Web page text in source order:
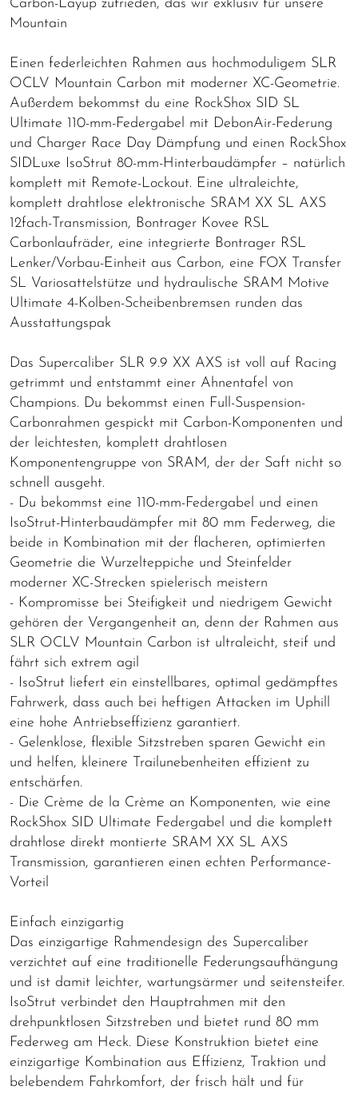
Carbon-Layup zufrieden, das wir exklusiv für unsere
Mountain
Einen federleichten Rahmen aus hochmoduligem SLR
OCLV Mountain Carbon mit moderner XC-Geometrie.
Außerdem bekommst du eine RockShox SID SL
Ultimate 110-mm-Federgabel mit DebonAir-Federung
und Charger Race Day Dämpfung und einen RockShox
SIDLuxe IsoStrut 80-mm-Hinterbaudämpfer – natürlich
komplett mit Remote-Lockout. Eine ultraleichte,
komplett drahtlose elektronische SRAM XX SL AXS
12fach-Transmission, Bontrager Kovee RSL
Carbonlaufräder, eine integrierte Bontrager RSL
Lenker/Vorbau-Einheit aus Carbon, eine FOX Transfer
SL Variosattelstütze und hydraulische SRAM Motive
Ultimate 4-Kolben-Scheibenbremsen runden das
Ausstattungspak
Das Supercaliber SLR 9.9 XX AXS ist voll auf Racing
getrimmt und entstammt einer Ahnentafel von
Champions. Du bekommst einen Full-Suspension-
Carbonrahmen gespickt mit Carbon-Komponenten und
der leichtesten, komplett drahtlosen
Komponentengruppe von SRAM, der der Saft nicht so
schnell ausgeht.
- Du bekommst eine 110-mm-Federgabel und einen
IsoStrut-Hinterbaudämpfer mit 80 mm Federweg, die
beide in Kombination mit der flacheren, optimierten
Geometrie die Wurzelteppiche und Steinfelder
moderner XC-Strecken spielerisch meistern
- Kompromisse bei Steifigkeit und niedrigem Gewicht
gehören der Vergangenheit an, denn der Rahmen aus
SLR OCLV Mountain Carbon ist ultraleicht, steif und
fährt sich extrem agil
- IsoStrut liefert ein einstellbares, optimal gedämpftes
Fahrwerk, dass auch bei heftigen Attacken im Uphill
eine hohe Antriebseffizienz garantiert.
- Gelenklose, flexible Sitzstreben sparen Gewicht ein
und helfen, kleinere Trailunebenheiten effizient zu
entschärfen.
- Die Crème de la Crème an Komponenten, wie eine
RockShox SID Ultimate Federgabel und die komplett
drahtlose direkt montierte SRAM XX SL AXS
Transmission, garantieren einen echten Performance-
Vorteil
Einfach einzigartig
Das einzigartige Rahmendesign des Supercaliber
verzichtet auf eine traditionelle Federungsaufhängung
und ist damit leichter, wartungsärmer und seitensteifer.
IsoStrut verbindet den Hauptrahmen mit den
drehpunktlosen Sitzstreben und bietet rund 80 mm
Federweg am Heck. Diese Konstruktion bietet eine
einzigartige Kombination aus Effizienz, Traktion und
belebendem Fahrkomfort, der frisch hält und für